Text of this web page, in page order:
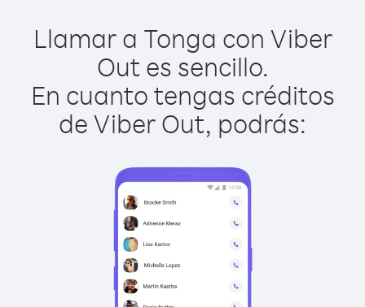
Llamar a Tonga con Viber
Out es sencillo.
En cuanto tengas créditos
de Viber Out, podrás: